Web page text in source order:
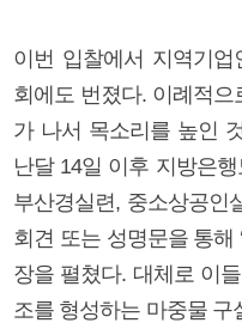
이번 입찰에서 지역기
회에도 번졌다. 이례적
가 나서 목소리를 높인
난달 14일 이후 지방은
부산경실련, 중소상공인
회견 또는 성명문을 통해
장을 펼쳤다. 대체로 이
조를 형성하는 마중물 구